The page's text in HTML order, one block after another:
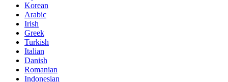
Korean
Arabic
Irish
Greek
Turkish
Italian
Danish
Romanian
Indonesian